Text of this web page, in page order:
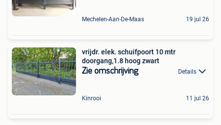
Mechelen-Aan-De-Maas 19 jul 26
vrijdr. elek. schuifpoort 10 mtr
doorgang,1.8 hoog zwart
Zie omschrijving Details
Kinrooi 11 jul 26